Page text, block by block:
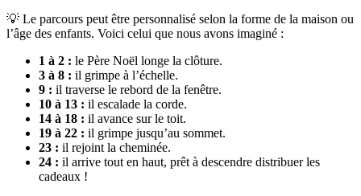
💡 Le parcours peut être personnalisé selon la forme de la maison ou
l’âge des enfants. Voici celui que nous avons imaginé :
1 à 2 : le Père Noël longe la clôture.
3 à 8 : il grimpe à l’échelle.
9 : il traverse le rebord de la fenêtre.
10 à 13 : il escalade la corde.
14 à 18 : il avance sur le toit.
19 à 22 : il grimpe jusqu’au sommet.
23 : il rejoint la cheminée.
24 : il arrive tout en haut, prêt à descendre distribuer les
cadeaux !